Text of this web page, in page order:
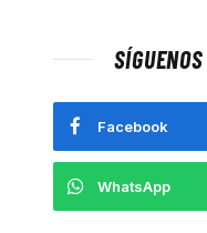
Facebook
WhatsApp